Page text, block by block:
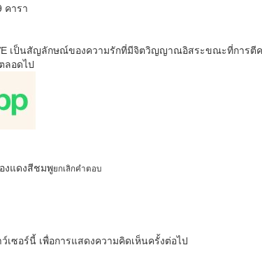
คารา
เป็นสัญลักษณ์ของความรักที่มีจิตวิญญาณอิสระขณะที่การตี
ลอดไป
งแดงสีชมพูยกเลิกคําตอบ
เซอร์นี้ เพื่อการแสดงความคิดเห็นครั้งต่อไป